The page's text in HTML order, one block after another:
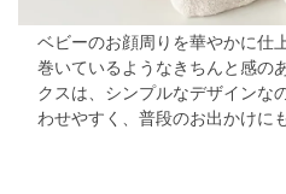
ベビーのお顔周りを華やかに仕
巻いているようなきちんと感の
クスは、シンプルなデザインな
わせやすく、普段のお出かけに